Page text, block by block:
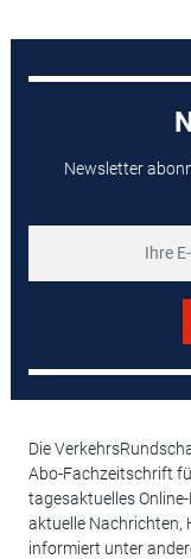
Newsletter
Die
Abo-Fachzeitschrift
tagesaktuelles
aktuelle Nachrichten,
informiert unter